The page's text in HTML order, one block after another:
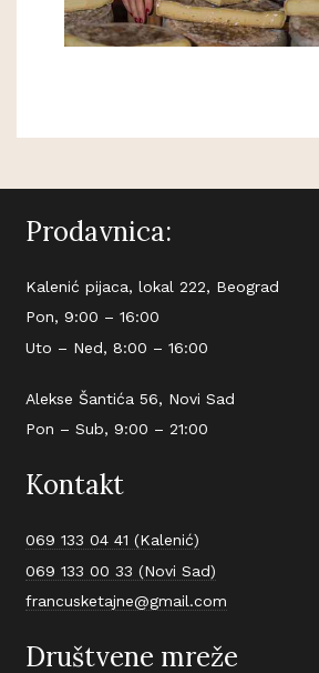
Prodavnica:
Kalenić pijaca, lokal 222, Beograd
Pon, 9:00 – 16:00
Uto – Ned, 8:00 – 16:00
Alekse Šantića 56, Novi Sad
Pon – Sub, 9:00 – 21:00
Kontakt
069 133 04 41 (Kalenić)
069 133 00 33 (Novi Sad)
francusketajne@gmail.com
Društvene mreže